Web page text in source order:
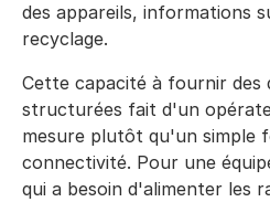
des appareils, informations
recyclage.
Cette capacité à fournir des
structurées fait d'un
mesure plutôt qu'un simple
connectivité. Pour une
qui a besoin d'alimenter les